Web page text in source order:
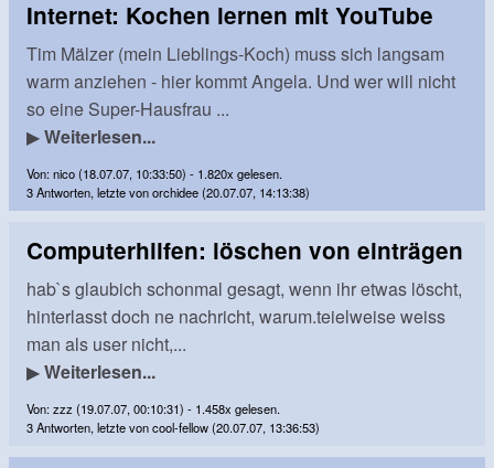
Internet: Kochen lernen mit YouTube
Tim Mälzer (mein Lieblings-Koch) muss sich langsam
warm anziehen - hier kommt Angela. Und wer will nicht
so eine Super-Hausfrau ...
▶Weiterlesen...
Von: nico (18.07.07, 10:33:50) - 1.820x gelesen.
3 Antworten, letzte von orchidee (20.07.07, 14:13:38)
Computerhilfen: löschen von einträgen
hab`s glaubich schonmal gesagt, wenn ihr etwas löscht,
hinterlasst doch ne nachricht, warum.teielweise weiss
man als user nicht,...
▶Weiterlesen...
Von: zzz (19.07.07, 00:10:31) - 1.458x gelesen.
3 Antworten, letzte von cool-fellow (20.07.07, 13:36:53)